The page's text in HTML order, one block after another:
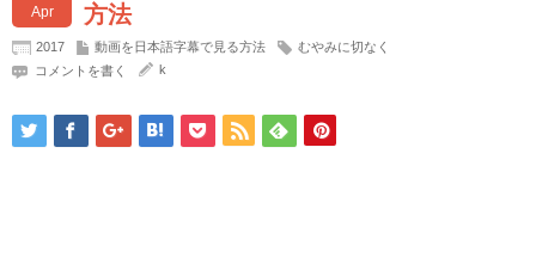
Apr
方法
2017 動画を日本語字幕で見る方法
むやみに切なく
コメントを書く
k